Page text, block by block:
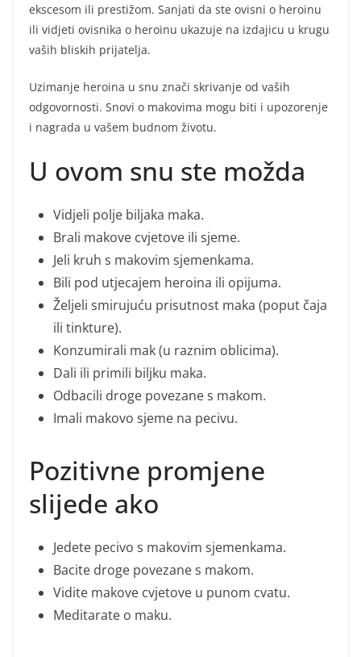
ekscesom ili prestižom. Sanjati da ste ovisni o heroinu
ili vidjeti ovisnika o heroinu ukazuje na izdajicu u krugu
vaših bliskih prijatelja.
Uzimanje heroina u snu znači skrivanje od vaših
odgovornosti. Snovi o makovima mogu biti i upozorenje
i nagrada u vašem budnom životu.
U ovom snu ste možda
Vidjeli polje biljaka maka.
Brali makove cvjetove ili sjeme.
Jeli kruh s makovim sjemenkama.
Bili pod utjecajem heroina ili opijuma.
Željeli smirujuću prisutnost maka (poput čaja
ili tinkture).
Konzumirali mak (u raznim oblicima).
Dali ili primili biljku maka.
Odbacili droge povezane s makom.
Imali makovo sjeme na pecivu.
Pozitivne promjene
slijede ako
Jedete pecivo s makovim sjemenkama.
Bacite droge povezane s makom.
Vidite makove cvjetove u punom cvatu.
Meditarate o maku.